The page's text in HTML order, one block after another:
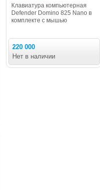
Клавиатура компьютерная
Defender Domino 825 Nano в
комплекте с мышью
220 000
Нет в наличии